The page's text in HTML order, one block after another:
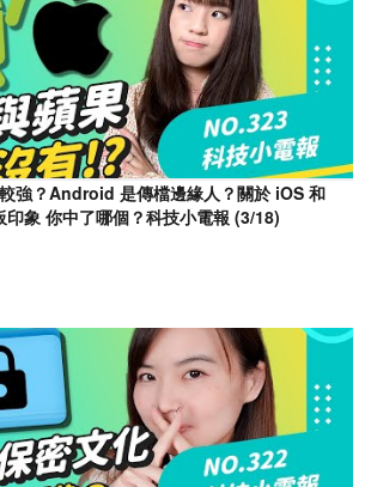
強？Android 是傳檔邊緣人？關於 iOS 和
象 你中了哪個？科技小電報 (3/18)